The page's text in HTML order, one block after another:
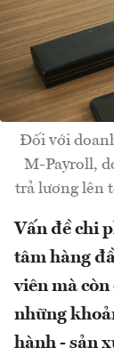
Đối với
M-Payroll,
trả lương lên
Vấn đề chi
tâm hàng
viên mà
những
hành - sản